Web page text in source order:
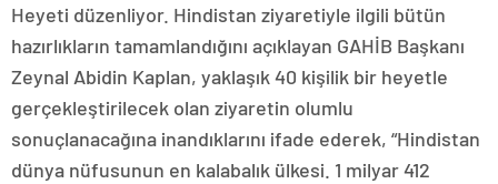
Heyeti düzenliyor. Hindistan ziyaretiyle ilgili bütün
hazırlıkların tamamlandığını açıklayan GAHİB Başkanı
Zeynal Abidin Kaplan, yaklaşık 40 kişilik bir heyetle
gerçekleştirilecek olan ziyaretin olumlu
sonuçlanacağına inandıklarını ifade ederek, “Hindistan
dünya nüfusunun en kalabalık ülkesi. 1 milyar 412